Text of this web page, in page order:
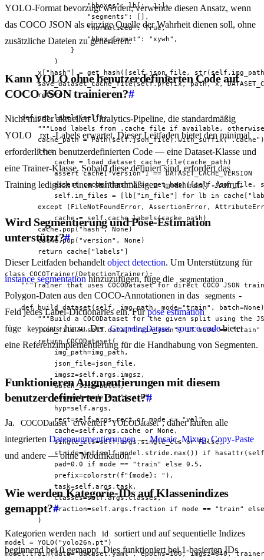
                    "bboxes": lb[:, 1:],
                    "segments": [],
                    "normalized": True,
                    "bbox_format": "xywh",
                }
            )
x["hash"] = get_hash([self.json_file,
save_dataset_cache_file(self.prefix, path, x,
        return x
    def get_labels(self):
"""Load labels from .cache file if available,
        cache_path = Path(self.json_file).with_suffix(".cache")
        try:
            cache = load_dataset_cache_file(cache_path)
            assert cache["version"] == DATASET_CACHE_VERSION
assert cache["hash"] == get_hash([self.json_file,
self.im_files = [lb["im_file"] for lb in
except (FileNotFoundError, AssertionError,
            cache = self.cache_labels(cache_path)
        cache.pop("hash", None)
        cache.pop("version", None)
        return cache["labels"]
class COCOTrainer(DetectionTrainer):
"""Trainer that uses COCODataset for direct COCO JSON
def build_dataset(self, img_path, mode="train",
"""Build a COCODataset for the given split using the
json_file = self.data["train_json"] if mode ==
        return COCODataset(
            img_path=img_path,
            json_file=json_file,
            imgsz=self.args.imgsz,
            batch_size=batch,
            augment=mode == "train",
            hyp=self.args,
            rect=self.args.rect or mode == "val",
            cache=self.args.cache or None,
            single_cls=self.args.single_cls or False,
stride=int(self.model.stride.max()) if
            pad=0.0 if mode == "train" else 0.5,
            prefix=colorstr(f"{mode}: "),
            task=self.args.task,
            classes=self.args.classes,
fraction=self.args.fraction if mode == "train"
        )
model = YOLO("yolo26n.pt")
model.train(data="dataset.yaml", epochs=100, imgsz=640,
YOLO-Format bevorzugt werden; verwende diesen Ansatz, wenn
das COCO JSON als einzige Quelle der Wahrheit dienen soll, ohne
zusätzliche Dateien zu generieren.
Kann YOLO ohne benutzerdefinierten Code auf
COCO JSON trainieren?#
Nicht mit der aktuellen Ultralytics-Pipeline, die standardmäßig
YOLO
.txt -Labels erwartet. Dieser Leitfaden bietet den minimal
erforderlichen benutzerdefinierten Code — eine Dataset-Klasse und
eine Trainer-Klasse. Sobald diese definiert sind, erfordert das
Training lediglich einen standardmäßigen model.train() -Aufruf.
Wird Segmentierung und Pose-Estimation
unterstützt?#
Dieser Leitfaden behandelt object detection. Um Unterstützung für
instance segmentationhinzuzufügen, füge die segmentation
Polygon-Daten aus den COCO-Annotationen in das segments -
Feld jedes Label-Dictionaries ein. Fürpose estimation
füge
keypoints hinzu. Der GroundingDataset source codebietet
eine Referenzimplementierung für die Handhabung von Segmenten.
Funktionieren Augmentierungen mit diesem
benutzerdefinierten Dataset?#
Ja. COCODataset erweitert YOLODataset , daher laufen alle
integrierten Datenaugmentierungen— Mosaic,Mixup,Copy-Paste
und andere — ohne Modifikation.
Wie werden Kategorie-IDs auf Klassenindizes
gemappt?#
Kategorien werden nach id
sortiert und auf sequentielle Indizes
beginnend bei 0 gemappt. Dies funktioniert bei 1-basierten IDs